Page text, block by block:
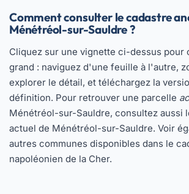
Comment consulter le cadastre
Ménétréol-sur-Sauldre ?
Cliquez sur une vignette ci-dessus pour
grand : naviguez d'une feuille à l'autre,
explorer le détail, et téléchargez la
définition. Pour retrouver une parcelle
Ménétréol-sur-Sauldre, consultez aussi
actuel de Ménétréol-sur-Sauldre. Voir
autres communes disponibles dans le
napoléonien de la Cher.